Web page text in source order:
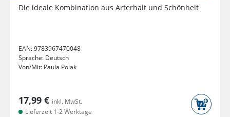
Die ideale Kombination aus Arterhalt und Schönheit
EAN:9783967470048
Sprache: Deutsch
Von/Mit: Paula Polak
17,99 € inkl. MwSt.
Lieferzeit 1-2 Werktage